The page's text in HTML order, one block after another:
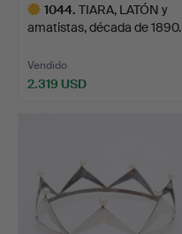
1044. TIARA, LATÓN y
amatistas, década de 1890.
Vendido
2.319 USD